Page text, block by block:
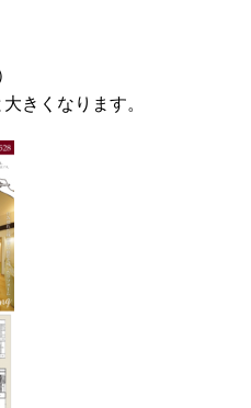
きくなります。